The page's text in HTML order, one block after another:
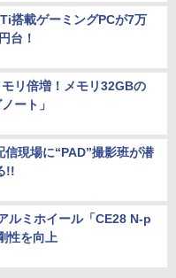
搭載ゲーミングPCが7万
台！
リ倍増！メモリ32GBの
ート」
信現場に“PAD”撮影班が潜
!!
ルミホイール「CE28 N-p
性を向上